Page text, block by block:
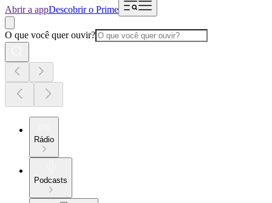
Abrir a appDescobrir o Prime
O que você quer ouvir?
Rádio
Podcasts